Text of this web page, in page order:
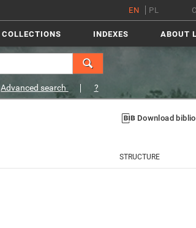
EN PL
COLLECTIONS INDEXES ABOUT
Advanced search ?
Download
STRUCTURE